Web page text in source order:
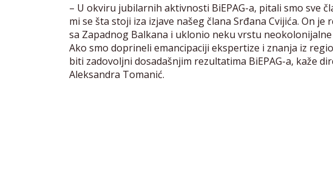
– U okviru jubilarnih aktivnosti BiEPAG-a, pitali smo sve
mi se šta stoji iza izjave našeg člana Srđana Cvijića. On je
sa Zapadnog Balkana i uklonio neku vrstu
Ako smo doprineli emancipaciji ekspertize i znanja iz
biti zadovoljni dosadašnjim rezultatima BiEPAG-a, kaže
Aleksandra Tomanić.